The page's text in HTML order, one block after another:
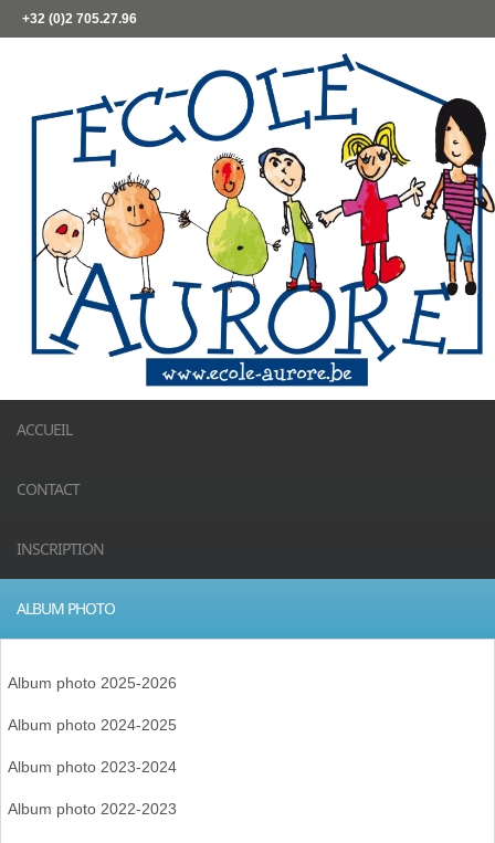
+32 (0)2 705.27.96
ACCUEIL
CONTACT
INSCRIPTION
ALBUM PHOTO
Album photo 2025-2026
Album photo 2024-2025
Album photo 2023-2024
Album photo 2022-2023